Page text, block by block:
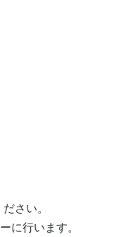
さい。
に行います。